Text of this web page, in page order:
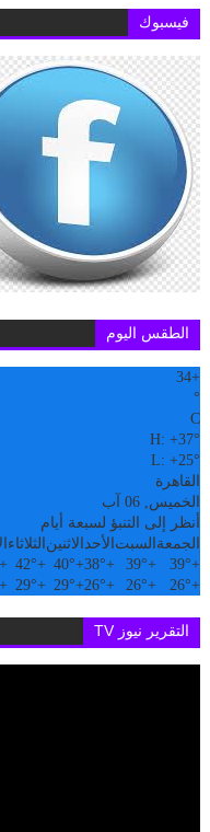
فيسبوك
الطقس اليوم
+
34
°
C
H:+37°
L:+25°
القاهرة
الخميس, 06 آب
أنظر إلى التنبؤ لسبعة أيام
الجمعة السبت الأحدالاثنين الثلاثاء
+
39°
+
39°
+
38°
+
40°
+
42°
+
+
26°
+
26°
+
26°
+
29°
+
29°
+
التقرير نيوز TV